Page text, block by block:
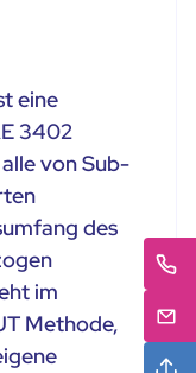
eine
3402
von Sub-
des
im
Methode,